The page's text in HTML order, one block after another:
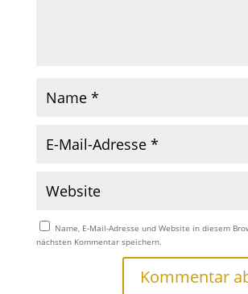
Name, E-Mail-Adresse und Website in diesem
nächsten Kommentar speichern.